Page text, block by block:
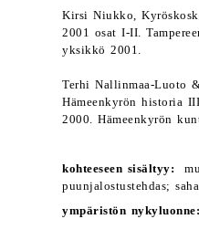
Kirsi Niukko,
2001 osat I-II.
yksikkö 2001.
Terhi Nallinmaa-Luoto
Hämeenkyrön historia
2000. Hämeenkyrön
kohteeseen sisältyy:
puunjalostustehdas;
ympäristön nykyluonne: